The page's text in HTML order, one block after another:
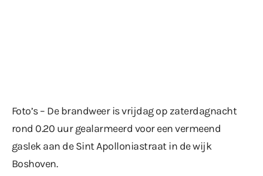
Foto’s – De brandweer is vrijdag op zaterdagnacht
rond 0.20 uur gealarmeerd voor een vermeend
gaslek aan de Sint Apolloniastraat in de wijk
Boshoven.